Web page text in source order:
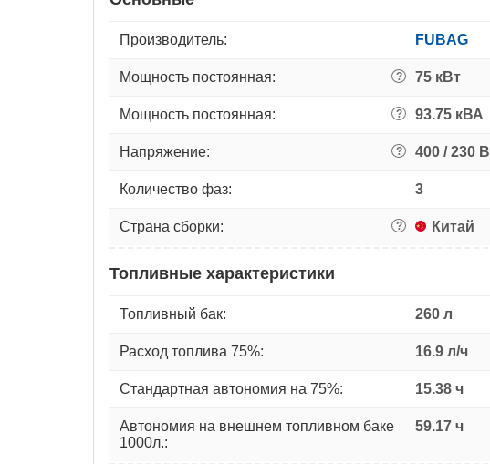
Производитель: FUBAG
Мощность постоянная: ? 75 кВт
Мощность постоянная: ? 93.75 кВА
Напряжение: ? 400 / 230 В
Количество фаз: 3
Страна сборки: ? Китай
Топливные характеристики
Топливный бак: 260 л
Расход топлива 75%: 16.9 л/ч
Стандартная автономия на 75%: 15.38 ч
Автономия на внешнем топливном баке
1000л.:
59.17 ч